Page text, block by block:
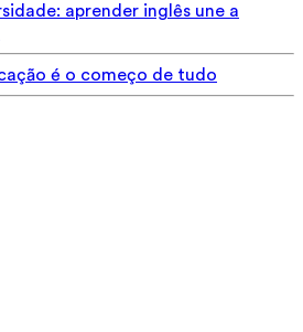
aprender inglês une a
é o começo de tudo